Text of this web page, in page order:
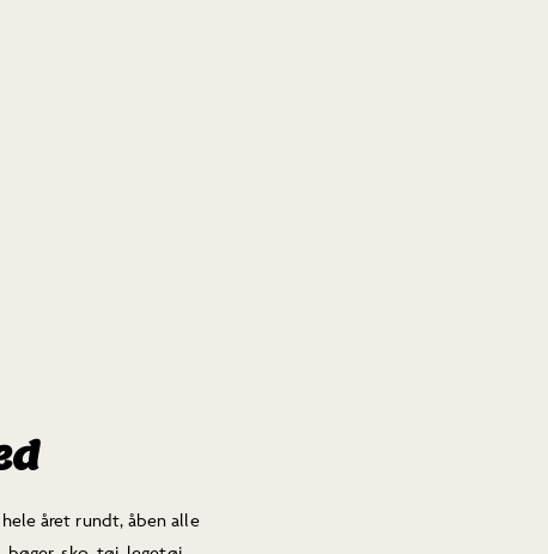
året rundt, åben alle